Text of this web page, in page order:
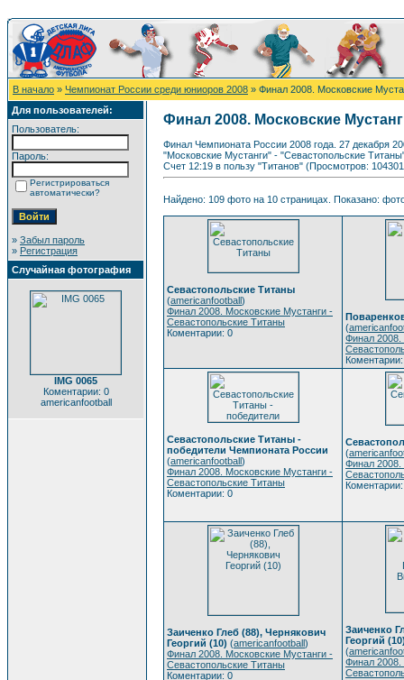
В начало » Чемпионат России среди юниоров 2008 » Финал 2008. Московские
Для пользователей:
Пользователь:
Пароль:
Регистрироваться
автоматически?
» Забыл пароль
» Регистрация
Случайная фотография
IMG 0065
Коментарии: 0
americanfootball
Финал 2008. Московские
Финал Чемпионата России 2008 года. 27 декабря
"Московские Мустанги" - "Севастопольские
Счет 12:19 в пользу "Титанов" (Просмотров:
Найдено: 109 фото на 10 страницах. Показано:
Севастопольские Титаны
(americanfootball)
Финал 2008. Московские Мустанги -
Севастопольские Титаны
Коментарии: 0
(
Финал 2008.
Севастопольские Титаны -
победители Чемпионата России
(americanfootball)
Финал 2008. Московские Мустанги -
Севастопольские Титаны
Коментарии: 0
(
Финал 2008.
Заиченко Глеб (88), Чернякович
Георгий (10) (americanfootball)
Финал 2008. Московские Мустанги -
Севастопольские Титаны
Коментарии: 0
Заиченко
Георгий
(
Финал 2008.